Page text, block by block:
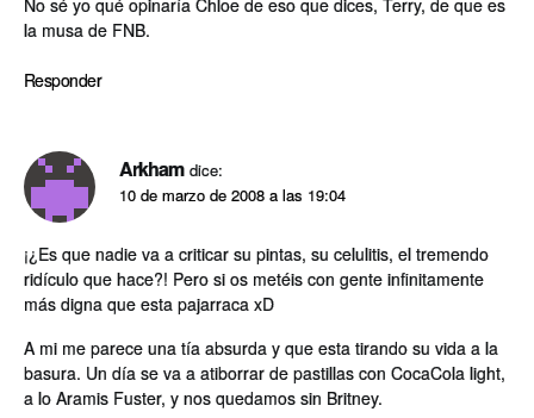
No sé yo qué opinarí­a Chloe de eso que dices, Terry, de que es
la musa de FNB.
Responder
Arkham dice:
10 de marzo de 2008 a las 19:04
¡¿Es que nadie va a criticar su pintas, su celulitis, el tremendo
ridí­culo que hace?! Pero si os metéis con gente infinitamente
más digna que esta pajarraca xD
A mi me parece una tí­a absurda y que esta tirando su vida a la
basura. Un dí­a se va a atiborrar de pastillas con CocaCola light,
a lo Aramis Fuster, y nos quedamos sin Britney.